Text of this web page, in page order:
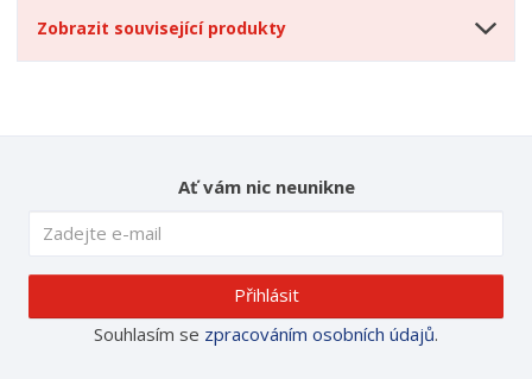
Zobrazit související produkty
Ať vám nic neunikne
Přihlásit
Souhlasím se zpracováním osobních údajů.